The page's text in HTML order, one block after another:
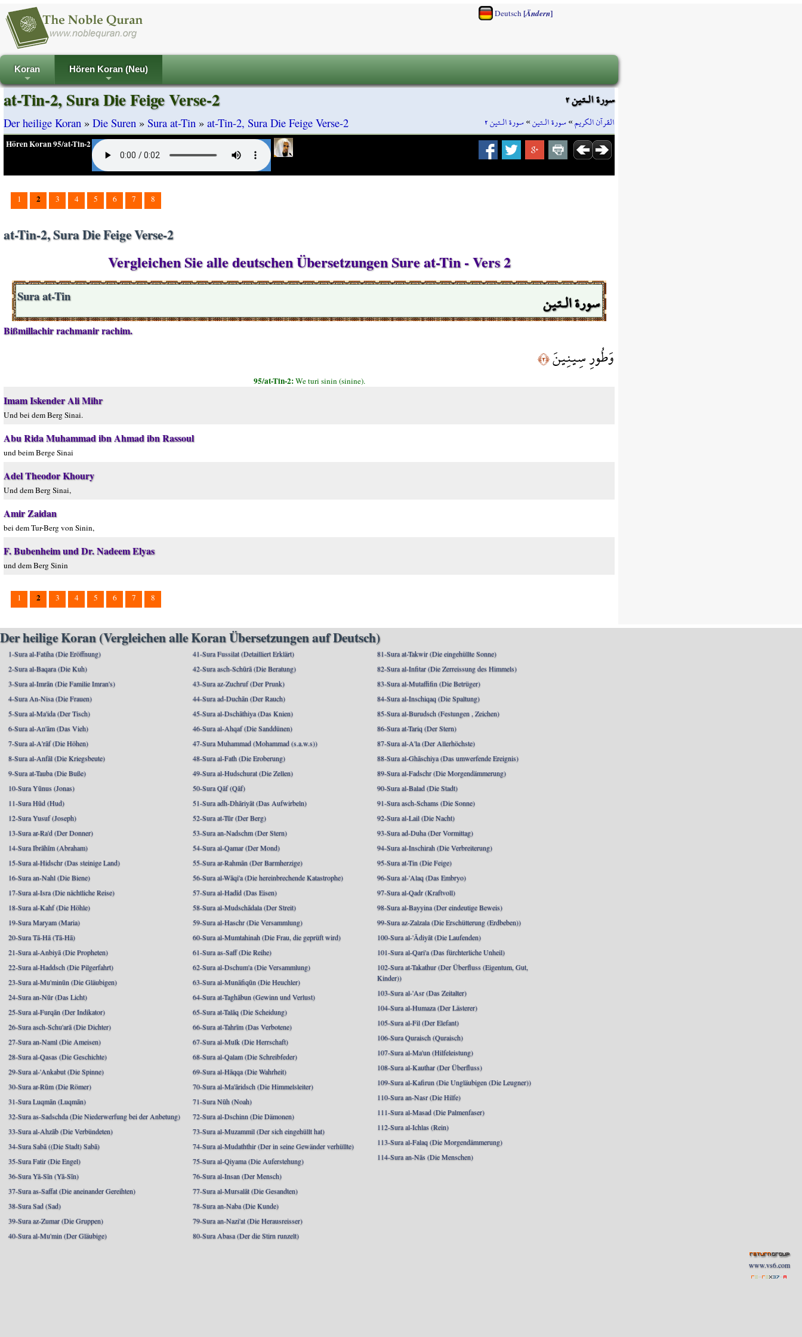
Deutsch[Ändern]
+
Koran
+
Hören Koran (Neu)
سورة الـتين ٢
القرآن الكريم»سورة الـتين»سورة الـتين ٢
at-Tin-2, Sura Die Feige Verse-2
Der heilige Koran » Die Suren » Sura at-Tin » at-Tin-2, Sura Die Feige Verse-2
Hören Koran 95/at-Tin-2
1 2 3 4 5 6 7 8
at-Tin-2, Sura Die Feige Verse-2
Vergleichen Sie alle deutschen Übersetzungen Sure at-Tin - Vers 2
سورة الـتين Sura at-Tin
Bißmillachir rachmanir rachim.
وَطُورِ سِينِينَ﴿٢﴾
95/at-Tin-2:We turi sinin (sinine).
Imam Iskender Ali Mihr
Und bei dem Berg Sinai.
Abu Rida Muhammad ibn Ahmad ibn Rassoul
und beim Berge Sinai
Adel Theodor Khoury
Und dem Berg Sinai,
Amir Zaidan
bei dem Tur-Berg von Sinin,
F. Bubenheim und Dr. Nadeem Elyas
und dem Berg Sinin
1 2 3 4 5 6 7 8
Der heilige Koran (Vergleichen alle Koran Übersetzungen auf Deutsch)
1-Sura al-Fatiha (Die Eröffnung)
2-Sura al-Baqara (Die Kuh)
3-Sura al-Imrān (Die Familie Imran's)
4-Sura An-Nisa (Die Frauen)
5-Sura al-Ma'ida (Der Tisch)
6-Sura al-An'ām (Das Vieh)
7-Sura al-A'rāf (Die Höhen)
8-Sura al-Anfāl (Die Kriegsbeute)
9-Sura at-Tauba (Die Buße)
10-Sura Yūnus (Jonas)
11-Sura Hūd (Hud)
12-Sura Yusuf (Joseph)
13-Sura ar-Ra'd (Der Donner)
14-Sura Ibrāhīm (Abraham)
15-Sura al-Hidschr (Das steinige Land)
16-Sura an-Nahl (Die Biene)
17-Sura al-Isra (Die nächtliche Reise)
18-Sura al-Kahf (Die Höhle)
19-Sura Maryam (Maria)
20-Sura Tā-Hā (Tā-Hā)
21-Sura al-Anbiyā (Die Propheten)
22-Sura al-Haddsch (Die Pilgerfahrt)
23-Sura al-Mu'minūn (Die Gläubigen)
24-Sura an-Nūr (Das Licht)
25-Sura al-Furqān (Der Indikator)
26-Sura asch-Schu'arā (Die Dichter)
27-Sura an-Naml (Die Ameisen)
28-Sura al-Qasas (Die Geschichte)
29-Sura al-'Ankabut (Die Spinne)
30-Sura ar-Rūm (Die Römer)
31-Sura Luqmān (Luqmān)
32-Sura as-Sadschda (Die Niederwerfung bei der Anbetung)
33-Sura al-Ahzāb (Die Verbündeten)
34-Sura Sabā ((Die Stadt) Sabā)
35-Sura Fatir (Die Engel)
36-Sura Yā-Sīn (Yā-Sīn)
37-Sura as-Saffat (Die aneinander Gereihten)
38-Sura Sad (Sad)
39-Sura az-Zumar (Die Gruppen)
40-Sura al-Mu'min (Der Gläubige)
41-Sura Fussilat (Detailliert Erklärt)
42-Sura asch-Schūrā (Die Beratung)
43-Sura az-Zuchruf (Der Prunk)
44-Sura ad-Duchān (Der Rauch)
45-Sura al-Dschāthiya (Das Knien)
46-Sura al-Ahqaf (Die Sanddünen)
47-Sura Muhammad (Mohammad (s.a.w.s))
48-Sura al-Fath (Die Eroberung)
49-Sura al-Hudschurat (Die Zellen)
50-Sura Qāf (Qāf)
51-Sura adh-Dhāriyāt (Das Aufwirbeln)
52-Sura at-Tūr (Der Berg)
53-Sura an-Nadschm (Der Stern)
54-Sura al-Qamar (Der Mond)
55-Sura ar-Rahmān (Der Barmherzige)
56-Sura al-Wāqi'a (Die hereinbrechende Katastrophe)
57-Sura al-Hadīd (Das Eisen)
58-Sura al-Mudschādala (Der Streit)
59-Sura al-Haschr (Die Versammlung)
60-Sura al-Mumtahinah (Die Frau, die geprüft wird)
61-Sura as-Saff (Die Reihe)
62-Sura al-Dschum'a (Die Versammlung)
63-Sura al-Munāfiqūn (Die Heuchler)
64-Sura at-Taghābun (Gewinn und Verlust)
65-Sura at-Talāq (Die Scheidung)
66-Sura at-Tahrīm (Das Verbotene)
67-Sura al-Mulk (Die Herrschaft)
68-Sura al-Qalam (Die Schreibfeder)
69-Sura al-Hāqqa (Die Wahrheit)
70-Sura al-Ma'āridsch (Die Himmelsleiter)
71-Sura Nūh (Noah)
72-Sura al-Dschinn (Die Dämonen)
73-Sura al-Muzammil (Der sich eingehüllt hat)
74-Sura al-Mudaththir (Der in seine Gewänder verhüllte)
75-Sura al-Qiyama (Die Auferstehung)
76-Sura al-Insan (Der Mensch)
77-Sura al-Mursalāt (Die Gesandten)
78-Sura an-Naba (Die Kunde)
79-Sura an-Nazi'at (Die Herausreisser)
80-Sura Abasa (Der die Stirn runzelt)
81-Sura at-Takwir (Die eingehüllte Sonne)
82-Sura al-Infitar (Die Zerreissung des Himmels)
83-Sura al-Mutaffifin (Die Betrüger)
84-Sura al-Inschiqaq (Die Spaltung)
85-Sura al-Burudsch (Festungen , Zeichen)
86-Sura at-Tariq (Der Stern)
87-Sura al-A'la (Der Allerhöchste)
88-Sura al-Ghāschiya (Das umwerfende Ereignis)
89-Sura al-Fadschr (Die Morgendämmerung)
90-Sura al-Balad (Die Stadt)
91-Sura asch-Schams (Die Sonne)
92-Sura al-Lail (Die Nacht)
93-Sura ad-Duha (Der Vormittag)
94-Sura al-Inschirah (Die Verbreiterung)
95-Sura at-Tin (Die Feige)
96-Sura al-'Alaq (Das Embryo)
97-Sura al-Qadr (Kraftvoll)
98-Sura al-Bayyina (Der eindeutige Beweis)
99-Sura az-Zalzala (Die Erschütterung (Erdbeben))
100-Sura al-'Ādiyāt (Die Laufenden)
101-Sura al-Qari'a (Das fürchterliche Unheil)
102-Sura at-Takathur (Der Überfluss (Eigentum, Gut,
Kinder))
103-Sura al-'Asr (Das Zeitalter)
104-Sura al-Humaza (Der Lästerer)
105-Sura al-Fil (Der Elefant)
106-Sura Quraisch (Quraisch)
107-Sura al-Ma'un (Hilfeleistung)
108-Sura al-Kauthar (Der Überfluss)
109-Sura al-Kafirun (Die Ungläubigen (Die Leugner))
110-Sura an-Nasr (Die Hilfe)
111-Sura al-Masad (Die Palmenfaser)
112-Sura al-Ichlas (Rein)
113-Sura al-Falaq (Die Morgendämmerung)
114-Sura an-Nās (Die Menschen)
www.vs6.com